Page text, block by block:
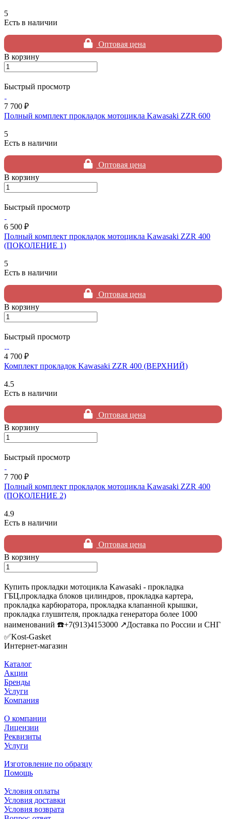
5
Есть в наличии
Оптовая цена
В корзину
Быстрый просмотр
7 700 ₽
Полный комплект прокладок мотоцикла Kawasaki ZZR 600
5
Есть в наличии
Оптовая цена
В корзину
Быстрый просмотр
6 500 ₽
Полный комплект прокладок мотоцикла Kawasaki ZZR 400
(ПОКОЛЕНИЕ 1)
5
Есть в наличии
Оптовая цена
В корзину
Быстрый просмотр
4 700 ₽
Комплект прокладок Kawasaki ZZR 400 (ВЕРХНИЙ)
4.5
Есть в наличии
Оптовая цена
В корзину
Быстрый просмотр
7 700 ₽
Полный комплект прокладок мотоцикла Kawasaki ZZR 400
(ПОКОЛЕНИЕ 2)
4.9
Есть в наличии
Оптовая цена
В корзину
Купить прокладки мотоцикла Kawasaki - прокладка
ГБЦ,прокладка блоков цилиндров, прокладка картера,
прокладка карбюратора, прокладка клапанной крышки,
прокладка глушителя, прокладка генератора более 1000
наименований ☎️+7(913)4153000 ↗️Доставка по России и СНГ
✅Kost-Gasket
Интернет-магазин
Каталог
Акции
Бренды
Услуги
Компания
О компании
Лицензии
Реквизиты
Услуги
Изготовление по образцу
Помощь
Условия оплаты
Условия доставки
Условия возврата